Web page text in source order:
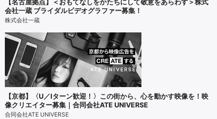
【名古屋拠点】＜おもてなしをかたちにして敬意をあらわす＞株式
会社一蔵 ブライダルビデオグラファー募集！
株式会社一蔵
【京都】〈U／Iターン歓迎！〉この街から、心を動かす映像を！映
像クリエイター募集｜合同会社ATE UNIVERSE
合同会社ATE UNIVERSE